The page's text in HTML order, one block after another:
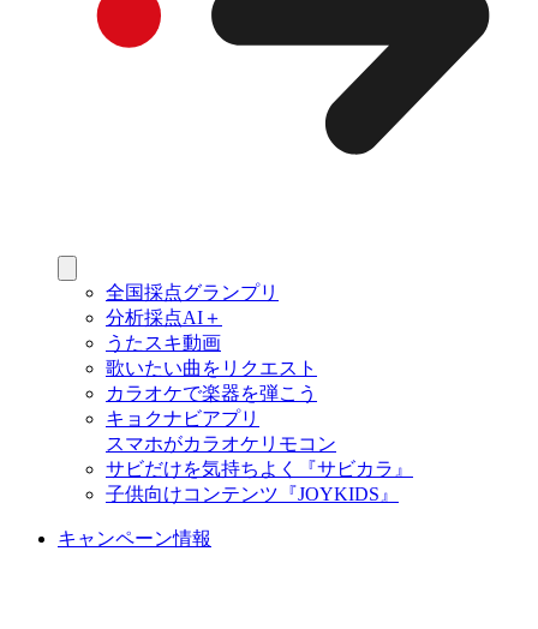
全国採点グランプリ
分析採点AI＋
うたスキ動画
歌いたい曲をリクエスト
カラオケで楽器を弾こう
キョクナビアプリ
スマホがカラオケリモコン
サビだけを気持ちよく『サビカラ』
子供向けコンテンツ『JOYKIDS』
キャンペーン情報